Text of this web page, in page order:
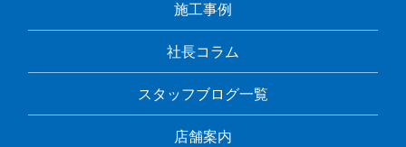
施工事例
社長コラム
スタッフブログ一覧
店舗案内